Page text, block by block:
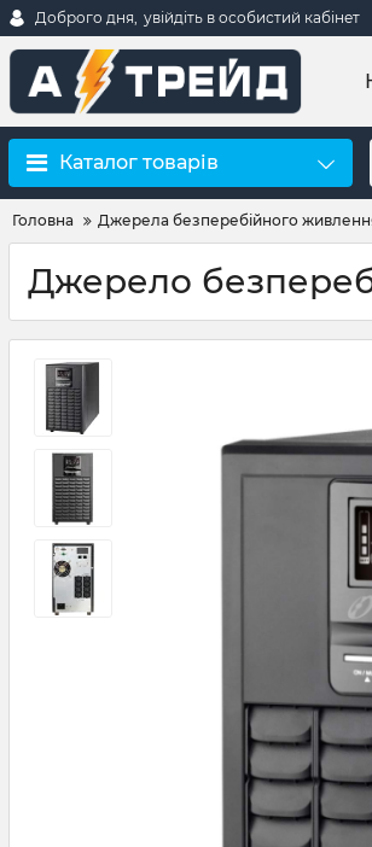
Доброго дня, увійдіть в особистий кабінет
Каталог товарів
Головна Джерела безперебійного
Джерело